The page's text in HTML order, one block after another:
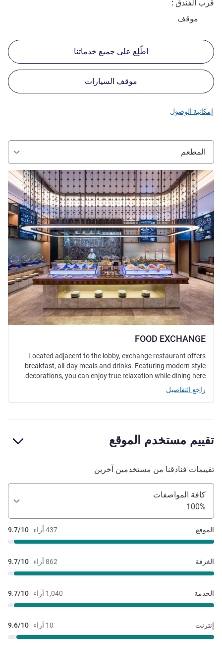
قرب الفندق
موقف
اطّلِع على جميع خدماتنا
موقف السيارات
إمكانية الوصول
المطعم
FOOD EXCHANGE
راجع التفاصيل
Located adjacent to the lobby, exchange restaurant offers
breakfast, all-day meals and drinks. Featuring modern style
decorations, you can enjoy true relaxation while dining here.
راجع التفاصيل
تقييم مستخدم الموقع
تقييمات فنادقنا من مستخدمين آخرين
كافة المواصفات
100%
437 أراء 9.7/10 الموقع
862 أراء 9.7/10 الغرفة
1,040 أراء 9.7/10 الخدمة
10 أراء 9.6/10 إنترنت